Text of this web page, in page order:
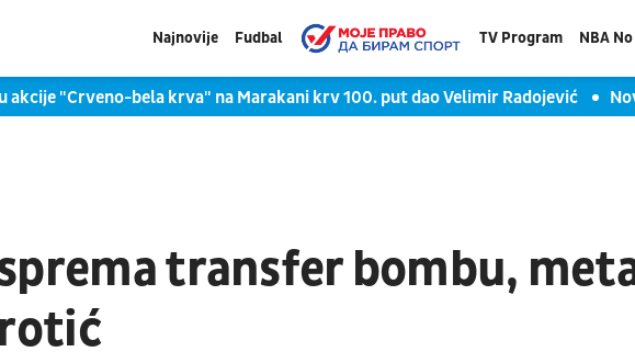
Najnovije Fudbal TV Program NBA
akcije "Crveno-bela krva" na Marakani krv 100. put dao Velimir Radojević
transfer bombu,